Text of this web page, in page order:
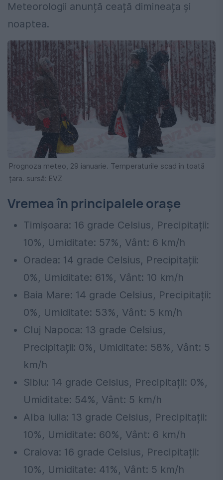
Meteorologii anunță ceață dimineața și
noaptea.
Prognoza meteo, 29 ianuarie. Temperaturile scad în toată
țara. sursă: EVZ
Vremea în principalele orașe
Timișoara: 16 grade Celsius, Precipitații:
10%, Umiditate: 57%, Vânt: 6 km/h
Oradea: 14 grade Celsius, Precipitații:
0%, Umiditate: 61%, Vânt: 10 km/h
Baia Mare: 14 grade Celsius, Precipitații:
0%, Umiditate: 53%, Vânt: 5 km/h
Cluj Napoca: 13 grade Celsius,
Precipitații: 0%, Umiditate: 58%, Vânt: 5
km/h
Sibiu: 14 grade Celsius, Precipitații: 0%,
Umiditate: 54%, Vânt: 5 km/h
Alba Iulia: 13 grade Celsius, Precipitații:
10%, Umiditate: 60%, Vânt: 6 km/h
Craiova: 16 grade Celsius, Precipitații:
10%, Umiditate: 41%, Vânt: 5 km/h